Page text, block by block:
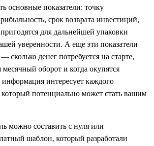
основные показатели: точку
срок возврата инвестиций,
для дальнейшей упаковки
уверенности. А еще эти показатели
денег потребуется на старте,
месячный оборот и когда окупятся
интересует каждого
потенциально может стать вашим
можно составить с нуля или
шаблон, который разработали